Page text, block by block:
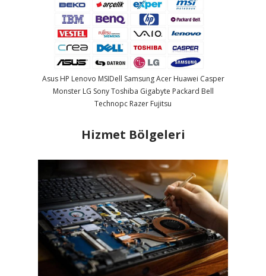
Asus HP Lenovo MSIDell SamsungAcer Huawei Casper
Monster LG SonyToshiba Gigabyte Packard Bell
Technopc Razer Fujitsu
Hizmet Bölgeleri